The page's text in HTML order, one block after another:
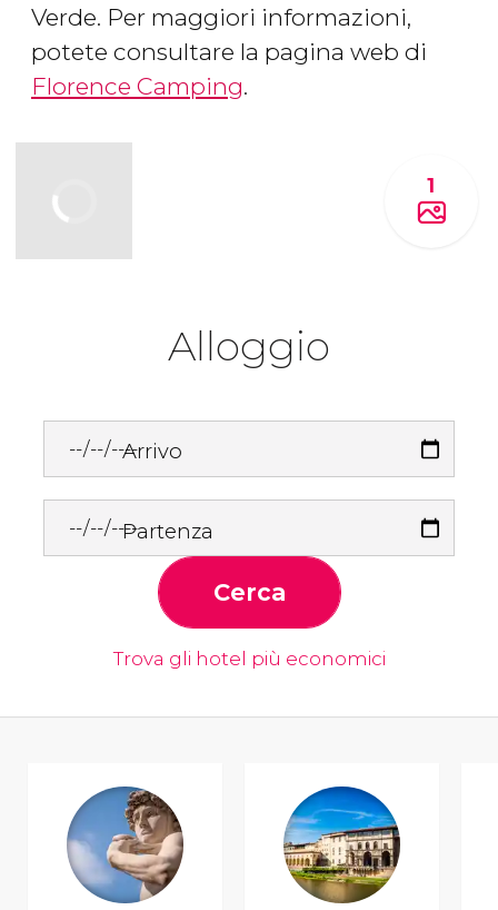
Verde. Per maggiori informazioni,
potete consultare la pagina web di
Florence Camping.
1
Alloggio
Arrivo
Partenza
Cerca
Trova gli hotel più economici